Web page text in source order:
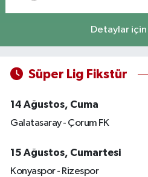
Detaylar için
Süper Lig Fikstür
14 Ağustos, Cuma
Galatasaray - Çorum FK
15 Ağustos, Cumartesi
Konyaspor - Rizespor